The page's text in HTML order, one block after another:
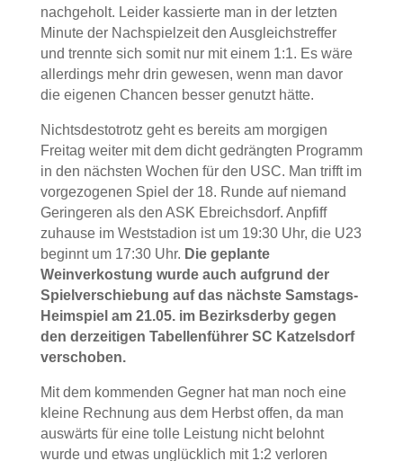
nachgeholt. Leider kassierte man in der letzten
Minute der Nachspielzeit den Ausgleichstreffer
und trennte sich somit nur mit einem 1:1. Es wäre
allerdings mehr drin gewesen, wenn man davor
die eigenen Chancen besser genutzt hätte.
Nichtsdestotrotz geht es bereits am morgigen
Freitag weiter mit dem dicht gedrängten Programm
in den nächsten Wochen für den USC. Man trifft im
vorgezogenen Spiel der 18. Runde auf niemand
Geringeren als den ASK Ebreichsdorf. Anpfiff
zuhause im Weststadion ist um 19:30 Uhr, die U23
beginnt um 17:30 Uhr. Die geplante
Weinverkostung wurde auch aufgrund der
Spielverschiebung auf das nächste Samstags-
Heimspiel am 21.05. im Bezirksderby gegen
den derzeitigen Tabellenführer SC Katzelsdorf
verschoben.
Mit dem kommenden Gegner hat man noch eine
kleine Rechnung aus dem Herbst offen, da man
auswärts für eine tolle Leistung nicht belohnt
wurde und etwas unglücklich mit 1:2 verloren